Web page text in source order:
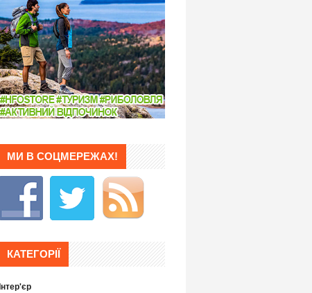
МИ В СОЦМЕРЕЖАХ!
КАТЕГОРІЇ
Інтер'єр